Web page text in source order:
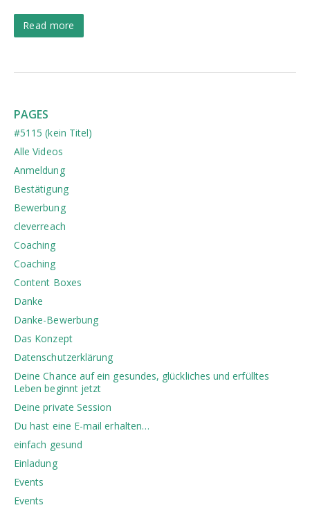
Read more
PAGES
#5115 (kein Titel)
Alle Videos
Anmeldung
Bestätigung
Bewerbung
cleverreach
Coaching
Coaching
Content Boxes
Danke
Danke-Bewerbung
Das Konzept
Datenschutzerklärung
Deine Chance auf ein gesundes, glückliches und erfülltes
Leben beginnt jetzt
Deine private Session
Du hast eine E-mail erhalten…
einfach gesund
Einladung
Events
Events